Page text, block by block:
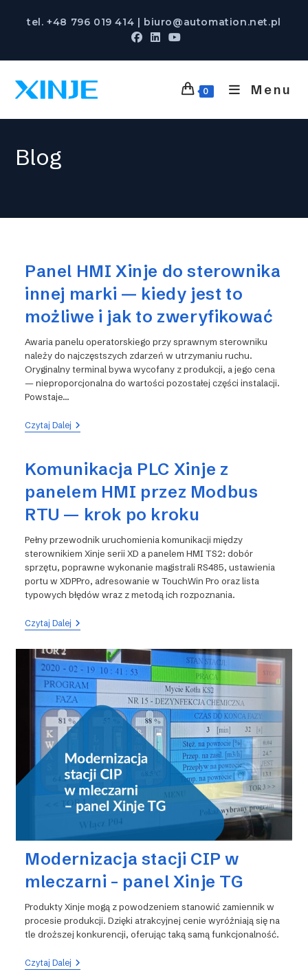
tel. +48 796 019 414 | biuro@automation.net.pl
0 Menu
Blog
Panel HMI Xinje do sterownika
innej marki — kiedy jest to
możliwe i jak to zweryfikować
Awaria panelu operatorskiego przy sprawnym sterowniku
należy do najczęstszych zdarzeń w utrzymaniu ruchu.
Oryginalny terminal bywa wycofany z produkcji, a jego cena
— nieproporcjonalna do wartości pozostałej części instalacji.
Powstaje…
Czytaj DalejPanel
HMI
Sterownika
Marki
Kiedy
Jest
To
Możliwe
I
Jak
To
Zweryfikować
Komunikacja PLC Xinje z
panelem HMI przez Modbus
RTU — krok po kroku
Pełny przewodnik uruchomienia komunikacji między
sterownikiem Xinje serii XD a panelem HMI TS2: dobór
sprzętu, poprawne wykonanie magistrali RS485, ustawienia
portu w XDPPro, adresowanie w TouchWin Pro oraz lista
typowych błędów wraz z metodą ich rozpoznania.
Czytaj DalejKomunikacja
PLC
Z
Panelem
HMI
Przez
Modbus
RTU
—
Krok
Kroku
Modernizacja stacji CIP w
mleczarni – panel Xinje TG
Produkty Xinje mogą z powodzeniem stanowić zamiennik w
procesie produkcji. Dzięki atrakcyjnej cenie wyróżniają się na
tle droższej konkurencji, oferując taką samą funkcjonalność.
Czytaj DalejModernizacja